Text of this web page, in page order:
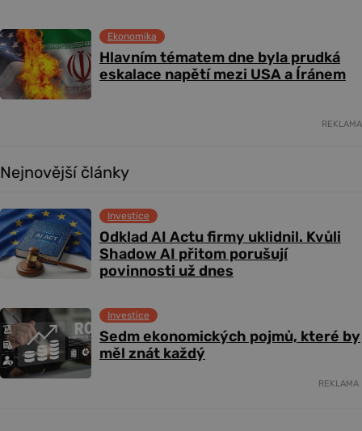
Hlavním tématem dne byla prudká
eskalace napětí mezi USA a Íránem
Ekonomika
REKLAMA
Nejnovější články
Odklad AI Actu firmy uklidnil. Kvůli
Shadow AI přitom porušují
povinnosti už dnes
Investice
Sedm ekonomických pojmů, které by
měl znát každý
Investice
REKLAMA